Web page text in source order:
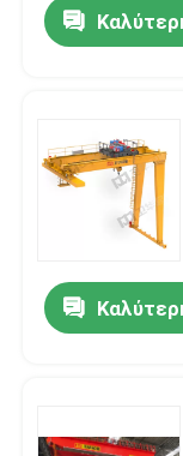
Προϊόντα
Σχετικά με εμάς
Γύρος
επαφή